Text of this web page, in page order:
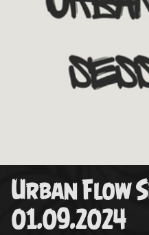
Urban Flow
01.09.2024